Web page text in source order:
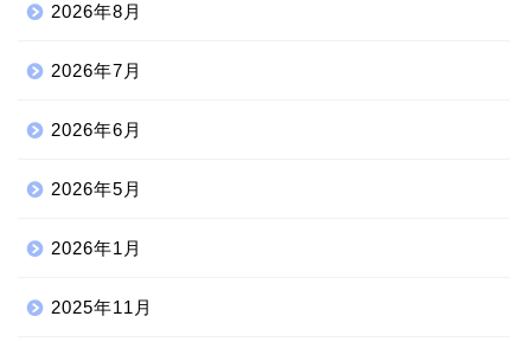
2026年8月
2026年7月
2026年6月
2026年5月
2026年1月
2025年11月